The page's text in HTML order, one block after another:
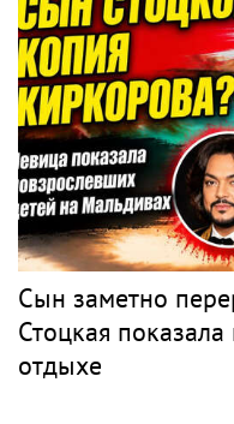
Сын заметно
Стоцкая
отдыхе